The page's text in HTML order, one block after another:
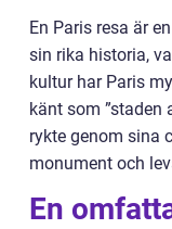
En Paris resa är
sin rika historia,
kultur har Paris
känt som ”staden
rykte genom sina
monument och
En